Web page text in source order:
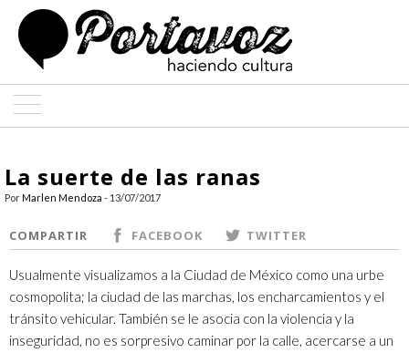
ARQUITECTURA
DISEÑO
ENTREVISTAS
COLABORADORES
La suerte de las ranas
PorMarlen Mendoza - 13/07/2017
COMPARTIR FACEBOOK TWITTER
Usualmente visualizamos a la Ciudad de México como una urbe
cosmopolita; la ciudad de las marchas, los encharcamientos y el
tránsito vehicular. También se le asocia con la violencia y la
inseguridad, no es sorpresivo caminar por la calle, acercarse a un